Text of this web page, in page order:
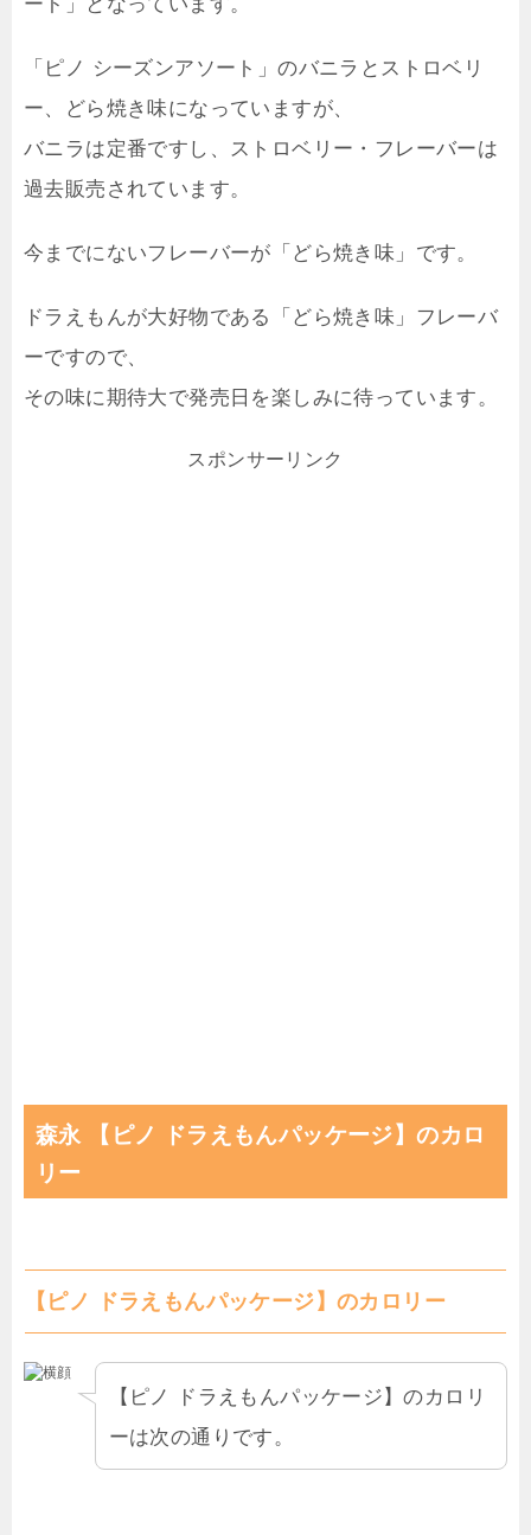
「ピノ シーズンアソート」のバニラとストロベリ
ー、どら焼き味になっていますが、
バニラは定番ですし、ストロベリー・フレーバーは
過去販売されています。
今までにないフレーバーが「どら焼き味」です。
ドラえもんが大好物である「どら焼き味」フレーバ
ーですので、
その味に期待大で発売日を楽しみに待っています。
スポンサーリンク
森永 【ピノ ドラえもんパッケージ】のカロ
リー
【ピノ ドラえもんパッケージ】のカロリー
【ピノ ドラえもんパッケージ】のカロリ
ーは次の通りです。